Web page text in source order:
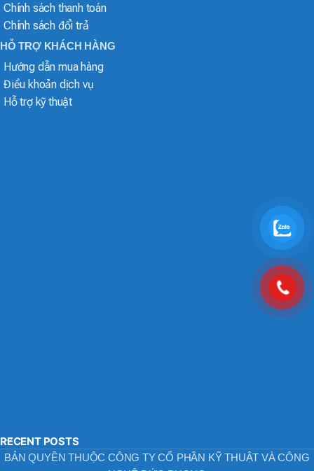
Chính sách thanh toán
Chính sách đổi trả
HỖ TRỢ KHÁCH HÀNG
Hướng dẫn mua hàng
Điều khoản dịch vụ
Hỗ trợ kỹ thuật
RECENT POSTS
BẢN QUYỀN THUỘC CÔNG TY CỔ PHẦN KỸ THUẬT VÀ CÔNG